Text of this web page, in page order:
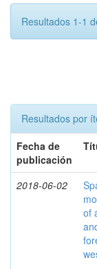
Resultados 1-1
Resultados por
Fecha de
publicación
2018-06-02
of